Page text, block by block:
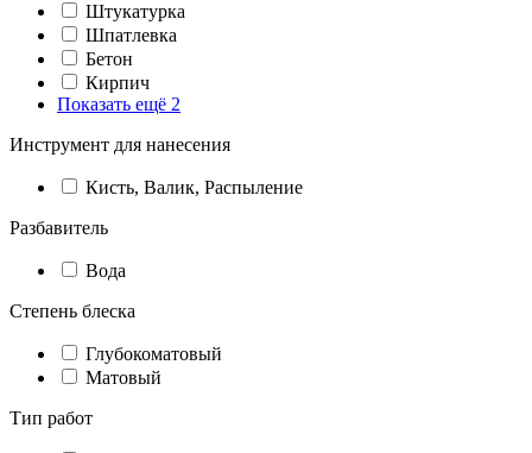
Штукатурка
Шпатлевка
Бетон
Кирпич
Показать ещё 2
Инструмент для нанесения
Кисть, Валик, Распыление
Разбавитель
Вода
Степень блеска
Глубокоматовый
Матовый
Тип работ